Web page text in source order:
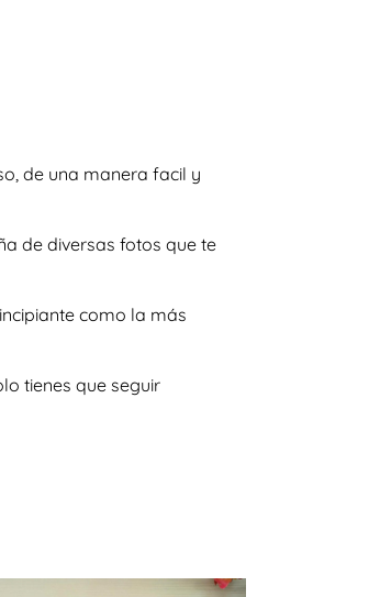
de una manera facil y
de diversas fotos que te
como la más
tienes que seguir